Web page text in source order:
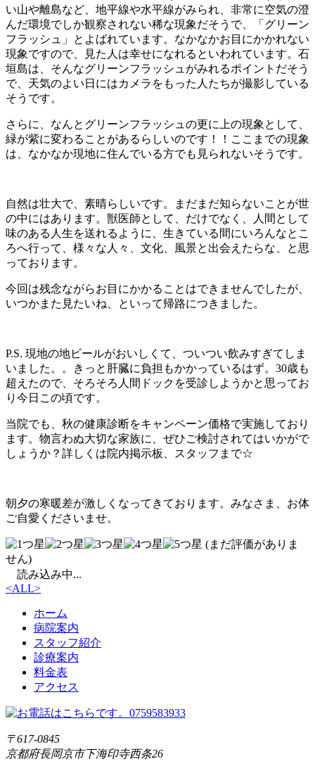
い山や離島など、地平線や水平線がみられ、非常に空気の澄
んだ環境でしか観察されない稀な現象だそうで、「グリーン
フラッシュ」とよばれています。なかなかお目にかかれない
現象ですので、見た人は幸せになれるといわれています。石
垣島は、そんなグリーンフラッシュがみれるポイントだそう
で、天気のよい日にはカメラをもった人たちが撮影している
そうです。
さらに、なんとグリーンフラッシュの更に上の現象として、
緑が紫に変わることがあるらしいのです！！ここまでの現象
は、なかなか現地に住んでいる方でも見られないそうです。
自然は壮大で、素晴らしいです。まだまだ知らないことが世
の中にはあります。獣医師として、だけでなく、人間として
味のある人生を送れるように、生きている間にいろんなとこ
ろへ行って、様々な人々、文化、風景と出会えたらな、と思
っております。
今回は残念ながらお目にかかることはできませんでしたが、
いつかまた見たいね、といって帰路につきました。
P.S. 現地の地ビールがおいしくて、ついつい飲みすぎてしま
いました。。きっと肝臓に負担もかかっているはず。30歳も
超えたので、そろそろ人間ドックを受診しようかと思ってお
り今日この頃です。
当院でも、秋の健康診断をキャンペーン価格で実施しており
ます。物言わぬ大切な家族に、ぜひご検討されてはいかがで
しょうか？詳しくは院内掲示板、スタッフまで☆
朝夕の寒暖差が激しくなってきております。みなさま、お体
ご自愛くださいませ。
(まだ評価がありま
せん)
読み込み中...
<ALL>
ホーム
病院案内
スタッフ紹介
診療案内
料金表
アクセス
〒617-0845
京都府長岡京市下海印寺西条26